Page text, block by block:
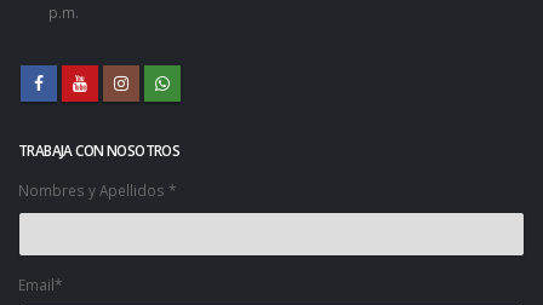
p.m.
TRABAJA CON NOSOTROS
Nombres y Apellidos *
Email*